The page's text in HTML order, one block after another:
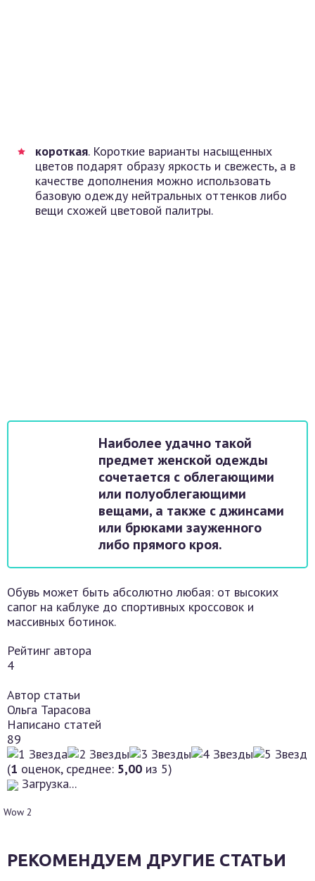
короткая. Короткие варианты насыщенных
цветов подарят образу яркость и свежесть, а в
качестве дополнения можно использовать
базовую одежду нейтральных оттенков либо
вещи схожей цветовой палитры.
Наиболее удачно такой
предмет женской одежды
сочетается с облегающими
или полуоблегающими
вещами, а также с джинсами
или брюками зауженного
либо прямого кроя.
Обувь может быть абсолютно любая: от высоких
сапог на каблуке до спортивных кроссовок и
массивных ботинок.
Рейтинг автора
4
Автор статьи
Ольга Тарасова
Написано статей
89
(1 оценок, среднее: 5,00 из 5)
Загрузка...
Wow 2
РЕКОМЕНДУЕМ ДРУГИЕ СТАТЬИ